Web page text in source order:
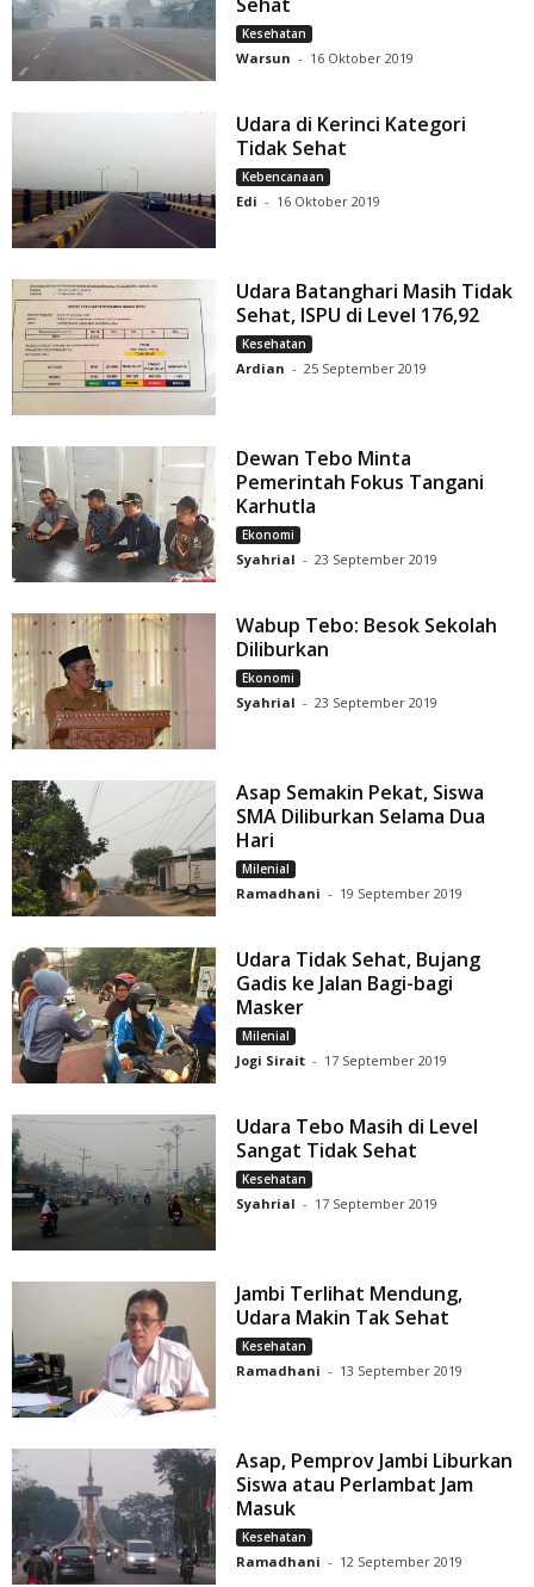
Kesehatan
Warsun - 16 Oktober 2019
Udara di Kerinci Kategori
Tidak Sehat
Kebencanaan
Edi - 16 Oktober 2019
Udara Batanghari Masih Tidak
Sehat, ISPU di Level 176,92
Kesehatan
Ardian - 25 September 2019
Dewan Tebo Minta
Pemerintah Fokus Tangani
Karhutla
Ekonomi
Syahrial - 23 September 2019
Wabup Tebo: Besok Sekolah
Diliburkan
Ekonomi
Syahrial - 23 September 2019
Asap Semakin Pekat, Siswa
SMA Diliburkan Selama Dua
Hari
Milenial
Ramadhani - 19 September 2019
Udara Tidak Sehat, Bujang
Gadis ke Jalan Bagi-bagi
Masker
Milenial
Jogi Sirait - 17 September 2019
Udara Tebo Masih di Level
Sangat Tidak Sehat
Kesehatan
Syahrial - 17 September 2019
Jambi Terlihat Mendung,
Udara Makin Tak Sehat
Kesehatan
Ramadhani - 13 September 2019
Asap, Pemprov Jambi Liburkan
Siswa atau Perlambat Jam
Masuk
Kesehatan
Ramadhani - 12 September 2019